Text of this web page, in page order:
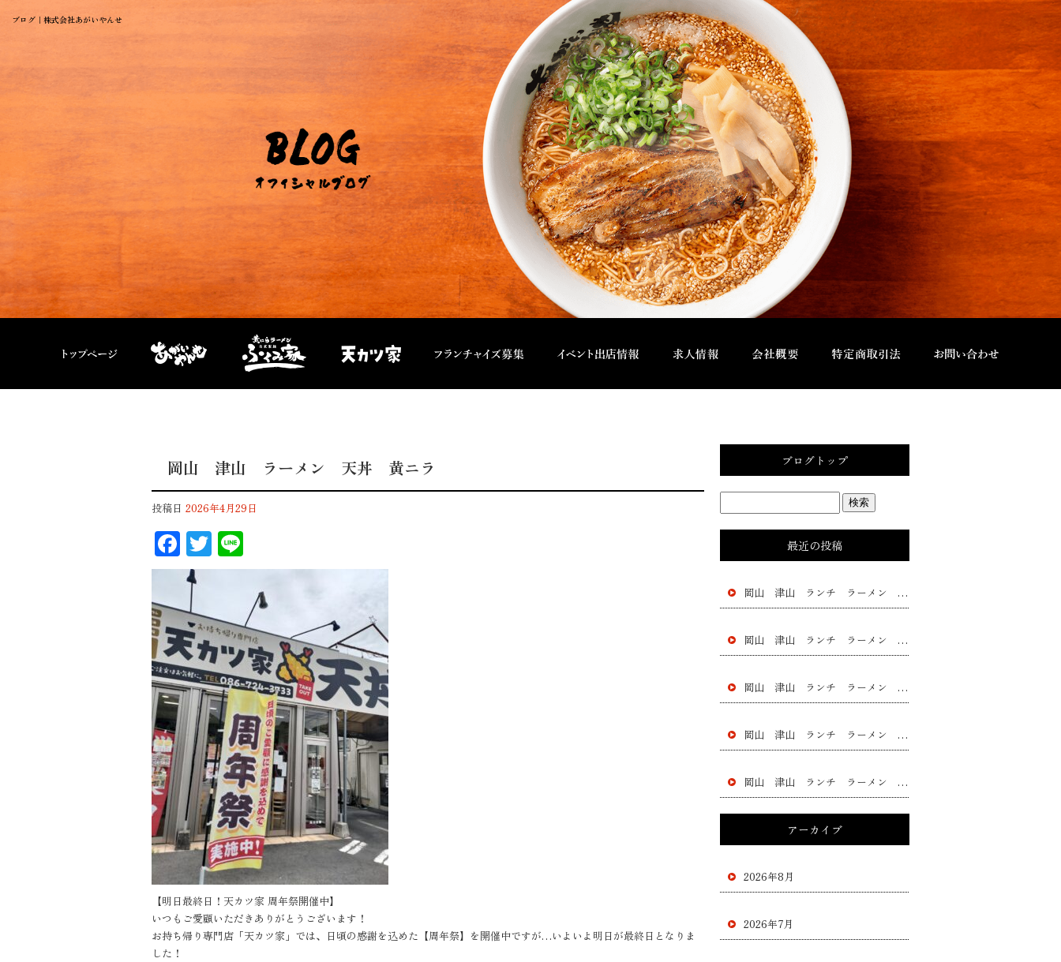
ブログ｜株式会社あがいやんせ
岡山 津山 ラーメン 天丼 黄ニラ
投稿日 2026年4月29日
F
ac
eb
oo
k
T
wi
er
n
e
【明日最終日！天カツ家 周年祭開催中】
いつもご愛顧いただきありがとうございます！
お持ち帰り専門店「天カツ家」では、日頃の感謝を込めた【周年祭】を開催中ですが…いよいよ明日が最終日となりま
した！
ブログトップ
最近の投稿
岡山 津山 ランチ ラーメン 黄ニラ チャー シュー 餃子 フラチャイズ 加盟 レストラン
岡山 津山 ランチ ラーメン 黄ニラ チャー シュー 餃子 フラチャイズ 加盟 レストラン
岡山 津山 ランチ ラーメン 黄ニラ チャー シュー 餃子 フラチャイズ 加盟 レストラン
岡山 津山 ランチ ラーメン 黄ニラ チャー シュー 餃子 フラチャイズ 加盟 レストラン
岡山 津山 ランチ ラーメン 黄ニラ チャー シュー 餃子 フラチャイズ 加盟 レストラン
アーカイブ
2026年8月
2026年7月